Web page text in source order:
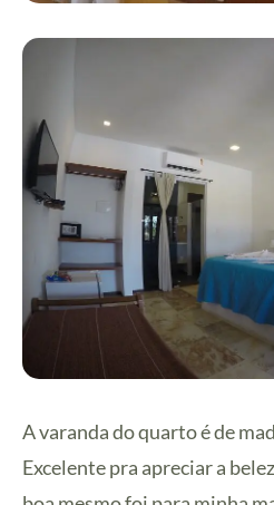
A varanda do quarto é de
Excelente pra apreciar a